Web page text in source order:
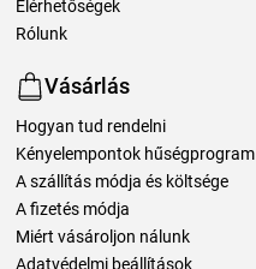
Elérhetőségek
Rólunk
Vásárlás
Hogyan tud rendelni
Kényelempontok hűségprogram
A szállítás módja és költsége
A fizetés módja
Miért vásároljon nálunk
Adatvédelmi beállítások